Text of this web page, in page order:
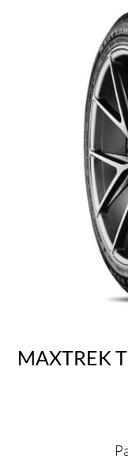
MAXTREK